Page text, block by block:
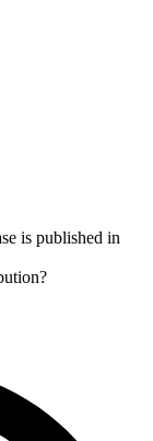
is published in